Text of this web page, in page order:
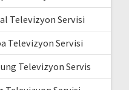
Televizyon Servisi
Televizyon Servisi
Televizyon Servis